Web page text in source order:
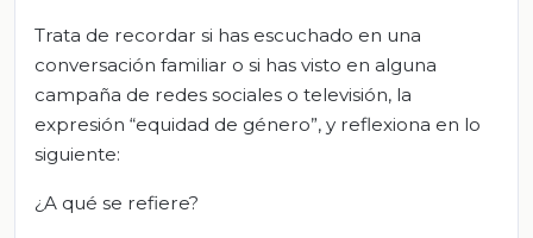
Trata de recordar si has escuchado en una
conversación familiar o si has visto en alguna
campaña de redes sociales o televisión, la
expresión “equidad de género”, y reflexiona en lo
siguiente:
¿A qué se refiere?